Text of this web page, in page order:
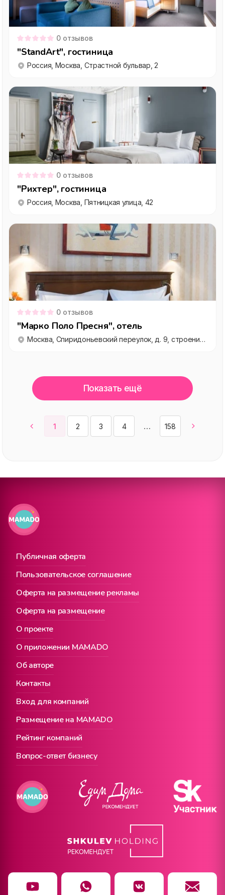
0 отзывов
"StandArt", гостиница
Россия, Москва, Страстной бульвар, 2
0 отзывов
"Рихтер", гостиница
Россия, Москва, Пятницкая улица, 42
0 отзывов
"Марко Поло Пресня", отель
Москва, Спиридоньевский переулок, д. 9, строение 1
1 2 3 4 158
Показать ещё
Публичная оферта
О проекте
Вход для компаний
Пользовательское соглашение
О приложении MAMADO
Размещение на MAMADO
Оферта на размещение рекламы
Об авторе
Рейтинг компаний
Оферта на размещение
Контакты
Вопрос-ответ бизнесу